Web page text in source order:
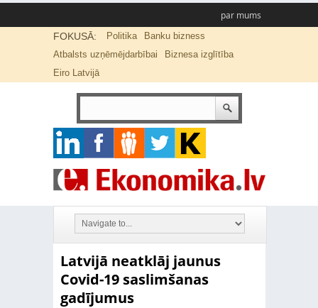
par mums
FOKUSĀ: Politika
Banku bizness
Atbalsts uzņēmējdarbībai
Biznesa izglītība
Eiro Latvijā
Latvijā neatklāj jaunus
Covid-19 saslimšanas
gadījumus